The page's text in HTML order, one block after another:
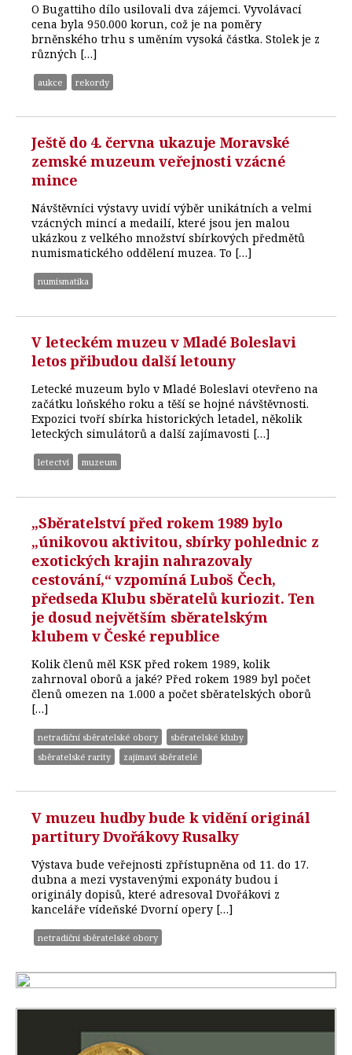
O Bugattiho dílo usilovali dva zájemci. Vyvolávací
cena byla 950.000 korun, což je na poměry
brněnského trhu s uměním vysoká částka. Stolek je z
různých […]
aukce rekordy
Ještě do 4. června ukazuje Moravské
zemské muzeum veřejnosti vzácné
mince
Návštěvníci výstavy uvidí výběr unikátních a velmi
vzácných mincí a medailí, které jsou jen malou
ukázkou z velkého množství sbírkových předmětů
numismatického oddělení muzea. To […]
numismatika
V leteckém muzeu v Mladé Boleslavi
letos přibudou další letouny
Letecké muzeum bylo v Mladé Boleslavi otevřeno na
začátku loňského roku a těší se hojné návštěvnosti.
Expozici tvoří sbírka historických letadel, několik
leteckých simulátorů a další zajímavosti […]
letectví muzeum
„Sběratelství před rokem 1989 bylo
„únikovou aktivitou, sbírky pohlednic z
exotických krajin nahrazovaly
cestování,“ vzpomíná Luboš Čech,
předseda Klubu sběratelů kuriozit. Ten
je dosud největším sběratelským
klubem v České republice
Kolik členů měl KSK před rokem 1989, kolik
zahrnoval oborů a jaké? Před rokem 1989 byl počet
členů omezen na 1.000 a počet sběratelských oborů
[…]
netradiční sběratelské obory
sběratelské kluby
sběratelské rarity
zajímaví sběratelé
V muzeu hudby bude k vidění originál
partitury Dvořákovy Rusalky
Výstava bude veřejnosti zpřístupněna od 11. do 17.
dubna a mezi vystavenými exponáty budou i
originály dopisů, které adresoval Dvořákovi z
kanceláře vídeňské Dvorní opery […]
netradiční sběratelské obory